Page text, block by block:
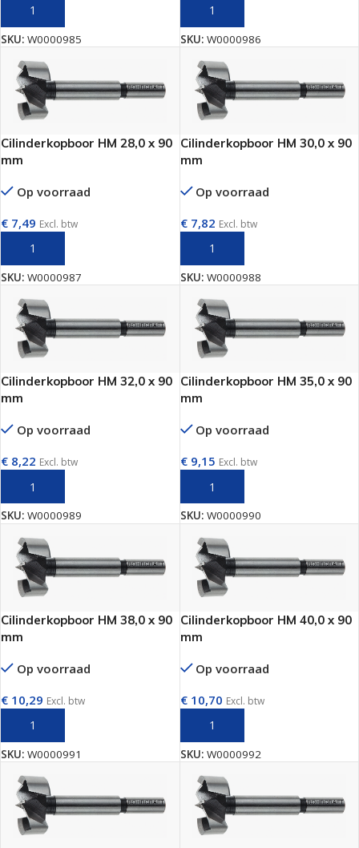
SKU: W0000985 SKU: W0000986
Cilinderkopboor HM 28,0 x 90
mm
Op voorraad
€ 7,49 Excl. btw
SKU: W0000987
Cilinderkopboor HM 30,0 x 90
mm
Op voorraad
€7,82 Excl. btw
SKU: W0000988
Cilinderkopboor HM 32,0 x 90
mm
Op voorraad
€ 8,22 Excl. btw
SKU: W0000989
Cilinderkopboor HM 35,0 x 90
mm
Op voorraad
€9,15 Excl. btw
SKU: W0000990
Cilinderkopboor HM 38,0 x 90
mm
Op voorraad
€ 10,29 Excl. btw
SKU: W0000991
Cilinderkopboor HM 40,0 x 90
mm
Op voorraad
€10,70 Excl. btw
SKU: W0000992